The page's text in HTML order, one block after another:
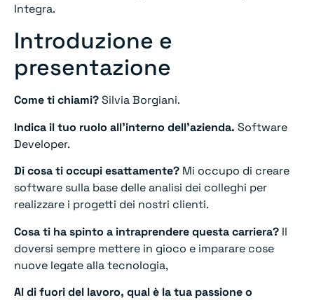
Integra.
Introduzione e
presentazione
Come ti chiami?Silvia Borgiani.
Indica il tuo ruolo all’interno dell’azienda. Software
Developer.
Di cosa ti occupi esattamente? Mi occupo di creare
software sulla base delle analisi dei colleghi per
realizzare i progetti dei nostri clienti.
Cosa ti ha spinto a intraprendere questa carriera? Il
doversi sempre mettere in gioco e imparare cose
nuove legate alla tecnologia,
Al di fuori del lavoro, qual è la tua passione o